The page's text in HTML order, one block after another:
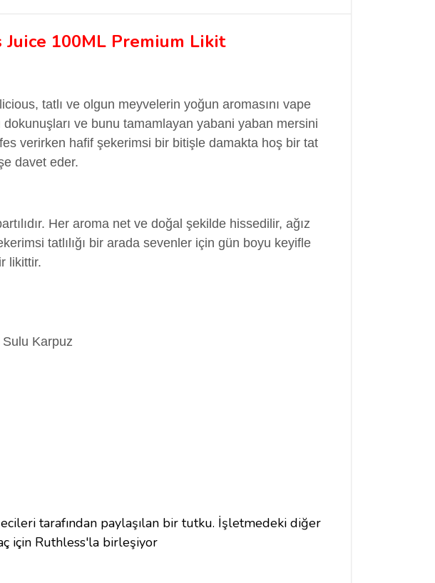
Juice 100ML Premium Likit
tatlı ve olgun meyvelerin yoğun aromasını vape
ve bunu tamamlayan yabani yaban mersini
verirken hafif şekerimsi bir bitişle damakta hoş bir tat
davet eder.
Her aroma net ve doğal şekilde hissedilir, ağız
tatlılığı bir arada sevenler için gün boyu keyifle
likittir.
Sulu Karpuz
tarafından paylaşılan bir tutku. İşletmedeki diğer
için Ruthless'la birleşiyor